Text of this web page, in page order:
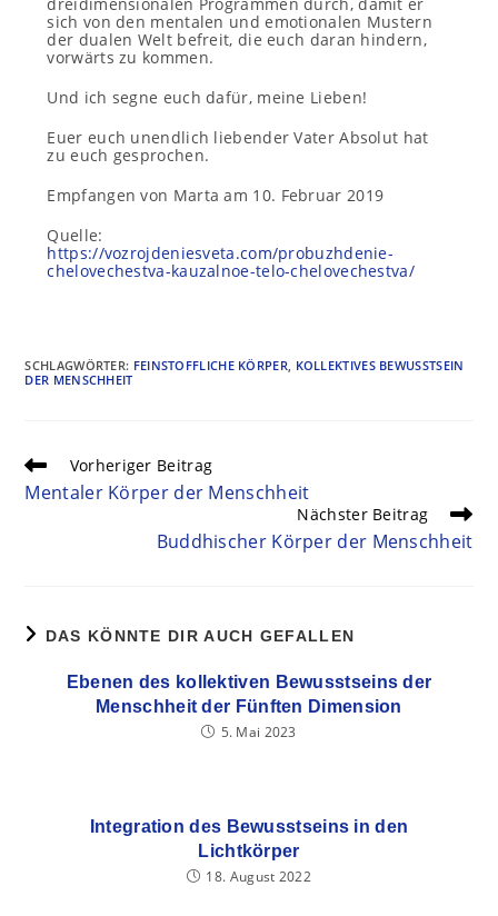
sich von den mentalen und emotionalen Mustern
der dualen Welt befreit, die euch daran hindern,
vorwärts zu kommen.
Und ich segne euch dafür, meine Lieben!
Euer euch unendlich liebender Vater Absolut hat
zu euch gesprochen.
Empfangen von Marta am 10. Februar 2019
Quelle:
https://vozrojdeniesveta.com/probuzhdenie-
chelovechestva-kauzalnoe-telo-chelovechestva/
SCHLAGWÖRTER: FEINSTOFFLICHE KÖRPER, KOLLEKTIVES BEWUSSTSEIN
DER MENSCHHEIT
Vorheriger Beitrag
Mentaler Körper der Menschheit
Nächster Beitrag
Buddhischer Körper der Menschheit
DAS KÖNNTE DIR AUCH GEFALLEN
Ebenen des kollektiven Bewusstseins der
Menschheit der Fünften Dimension
5. Mai 2023
Integration des Bewusstseins in den
Lichtkörper
18. August 2022